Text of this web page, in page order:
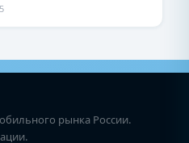
рынка России.